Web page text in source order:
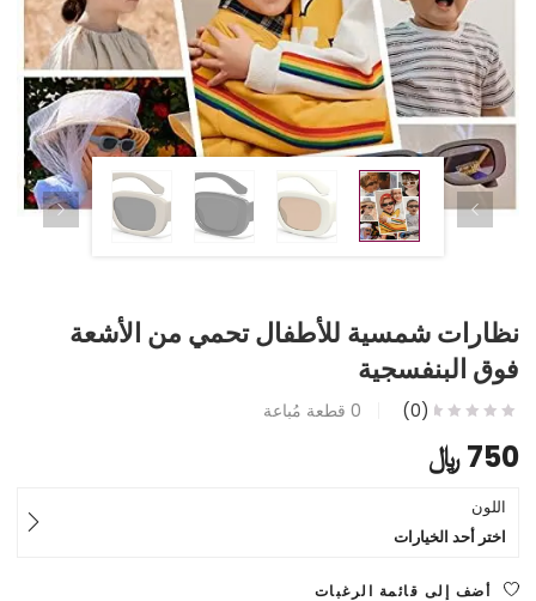
نظارات شمسية للأطفال تحمي من الأشعة
فوق البنفسجية
(0)
0 قطعة مُباعة
750﷼
اللون
اختر أحد الخيارات
أضف إلى قائمة الرغبات